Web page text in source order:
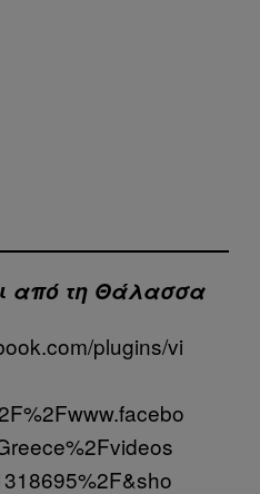
από τη Θάλασσα
plugins/vi